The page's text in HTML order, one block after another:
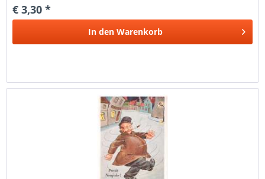
€ 3,30 *
In den Warenkorb